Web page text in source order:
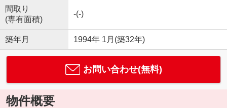
間取り
(専有面積)
-(-)
築年月 1994年 1月(築32年)
お問い合わせ(無料)
物件概要